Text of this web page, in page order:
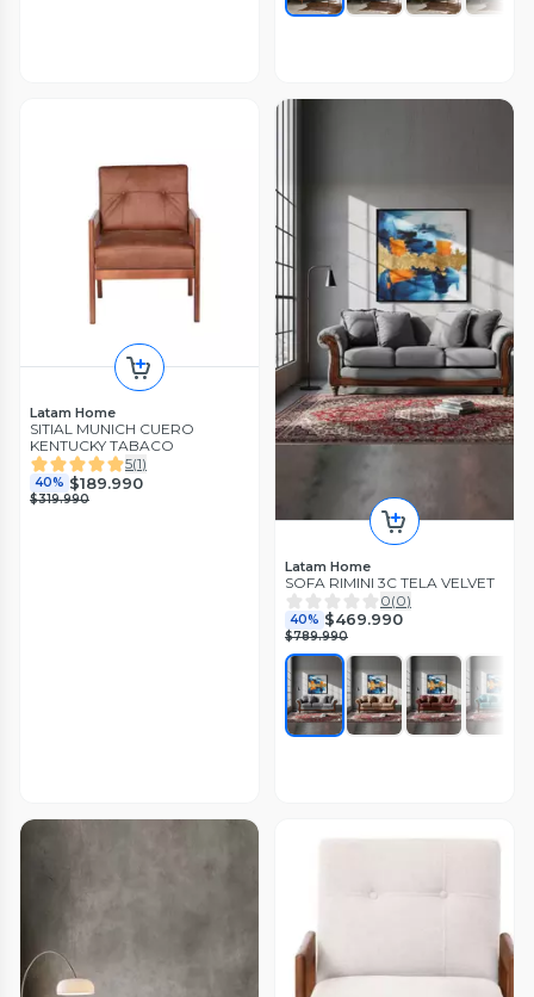
Latam Home
SITIAL MUNICH CUERO
KENTUCKY TABACO
5(1)
40% $189.990
$319.990
Latam Home
SOFA RIMINI 3C TELA VELVET
0(0)
40% $469.990
$789.990